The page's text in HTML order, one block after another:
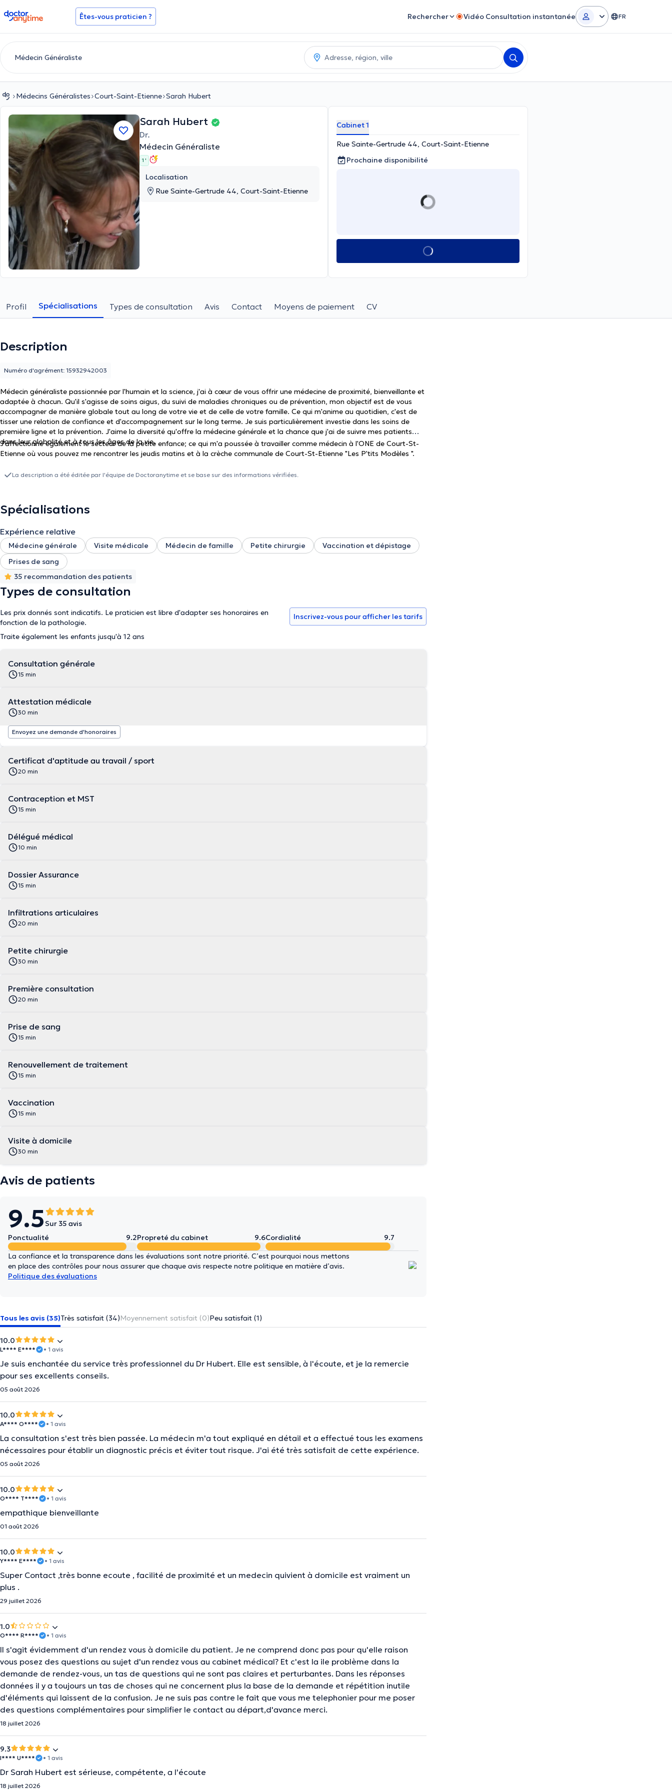
doctoranytime Êtes-vous praticien ? Rechercher Vidéo Consultation instantanée FR
Médecins Généralistes Court-Saint-Etienne Sarah Hubert
Sarah Hubert
Dr.
Médecin Généraliste
1 '
Localisation
Rue Sainte-Gertrude 44, Court-Saint-Etienne
Cabinet 1
Rue Sainte-Gertrude 44, Court-Saint-Etienne
Prochaine disponibilité
Profil Spécialisations Types de consultation Avis Contact Moyens de paiement CV
Description
Médecin généraliste passionnée par l'humain et la science, j'ai à cœur de vous offrir une médecine de proximité, bienveillante et
adaptée à chacun. Qu'il s'agisse de soins aigus, du suivi de maladies chroniques ou de prévention, mon objectif est de vous
accompagner de manière globale tout au long de votre vie et de celle de votre famille. Ce qui m'anime au quotidien, c'est de
tisser une relation de confiance et d'accompagnement sur le long terme. Je suis particulièrement investie dans les soins de
première ligne et la prévention. J'aime la diversité qu'offre la médecine générale et la chance que j'ai de suivre mes patients
dans leur globalité et à tous les âges de la vie.
J'affectionne également le secteur de la petite enfance; ce qui m'a poussée à travailler comme médecin à l'ONE de Court-St-
Etienne où vous pouvez me rencontrer les jeudis matins et à la crèche communale de Court-St-Etienne "Les P'tits Modèles ".
Numéro d'agrément: 15932942003
La description a été éditée par l'équipe de Doctoranytime et se base sur des informations vérifiées.
Spécialisations
Expérience relative
Médecine générale Visite médicale Médecin de famille Petite chirurgie
Vaccination et dépistage
Prises de sang
35 recommandation des patients
Types de consultation
Les prix donnés sont indicatifs. Le praticien est libre d'adapter ses honoraires en
fonction de la pathologie.
Traite également les enfants jusqu'à 12 ans
Inscrivez-vous pour afficher les tarifs
Consultation générale
15 min
Attestation médicale
30 min
Envoyez une demande d'honoraires
Certificat d'aptitude au travail / sport
20 min
Contraception et MST
15 min
Délégué médical
10 min
Dossier Assurance
15 min
Infiltrations articulaires
20 min
Petite chirurgie
30 min
Première consultation
20 min
Prise de sang
15 min
Renouvellement de traitement
15 min
Vaccination
15 min
Visite à domicile
30 min
Avis de patients
9.5 Sur 35 avis
Ponctualité
9.2Propreté du cabinet 9.6Cordialité 9.7
La confiance et la transparence dans les évaluations sont notre priorité. C’est pourquoi nous mettons
en place des contrôles pour nous assurer que chaque avis respecte notre politique en matière d’avis.
Politique des évaluations
Tous les avis (35)Très satisfait (34)Moyennement satisfait (0)Peu satisfait (1)
10.0
L**** E**** • 1 avis
Je suis enchantée du service très professionnel du Dr Hubert. Elle est sensible, à l'écoute, et je la remercie
pour ses excellents conseils.
05 août 2026
10.0
A**** O**** • 1 avis
La consultation s'est très bien passée. La médecin m'a tout expliqué en détail et a effectué tous les examens
nécessaires pour établir un diagnostic précis et éviter tout risque. J'ai été très satisfait de cette expérience.
05 août 2026
10.0
O**** T**** • 1 avis
empathique bienveillante
01 août 2026
10.0
Y**** E**** • 1 avis
Super Contact ,très bonne ecoute , facilité de proximité et un medecin quivient à domicile est vraiment un
plus .
29 juillet 2026
1.0
O**** R**** • 1 avis
Il s'agit évidemment d'un rendez vous à domicile du patient. Je ne comprend donc pas pour qu'elle raison
vous posez des questions au sujet d'un rendez vous au cabinet médical? Et c'est la ile problème dans la
demande de rendez-vous, un tas de questions qui ne sont pas claires et perturbantes. Dans les réponses
données il y a toujours un tas de choses qui ne concernent plus la base de la demande et répétition inutile
d'éléments qui laissent de la confusion. Je ne suis pas contre le fait que vous me telephonier pour me poser
des questions complémentaires pour simplifier le contact au départ,d'avance merci.
18 juillet 2026
9.3
I**** U**** • 1 avis
Dr Sarah Hubert est sérieuse, compétente, a l'écoute
18 juillet 2026